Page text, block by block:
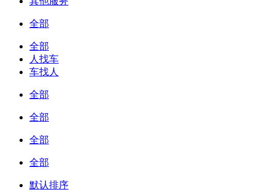
全部
全部
人找车
车找人
全部
全部
全部
全部
默认排序